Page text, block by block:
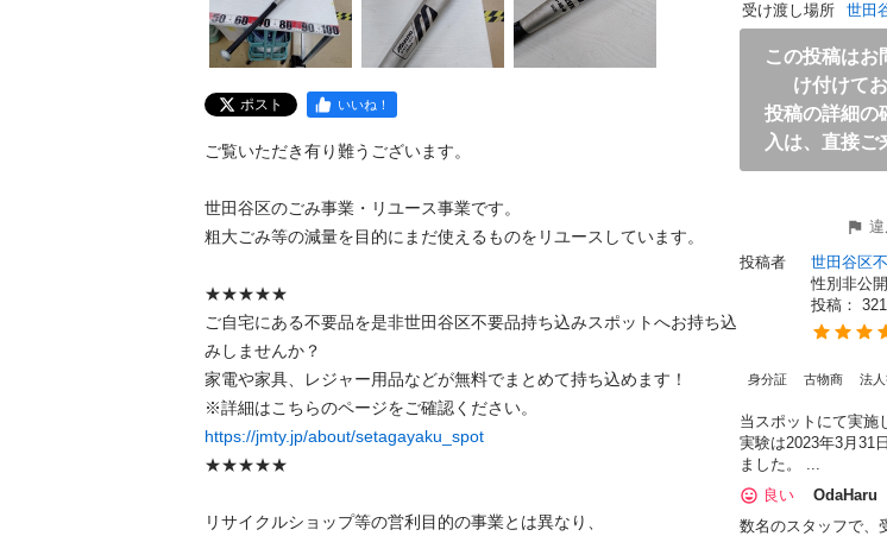
ポスト いいね！
ご覧いただき有り難うございます。
世⽥⾕区のごみ事業・リユース事業です。
粗⼤ごみ等の減量を⽬的にまだ使えるものをリユースしています。
★★★★★
ご自宅にある不要品を是非世田谷区不要品持ち込みスポットへお持ち込
みしませんか？
家電や家具、レジャー用品などが無料でまとめて持ち込めます！
https://jmty.jp/about/setagayaku_spot
★★★★★
リサイクルショップ等の営利目的の事業とは異なり、
受け渡し場所
世田
この投稿はお
け付けて
投稿の詳細の
入は、直接ご
投稿者
世田谷区
性別非公開
投稿：
身分証 古物商 法
当スポットにて実施
実験は2023年3月31
ました。 ...
良い
OdaHaru
数名のスタッフで、